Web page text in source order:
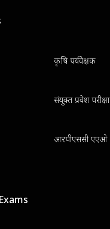
कृषि पर्यवेक्षक
संयुक्त प्रवेश परीक्षा
आरपीएससी एएओ